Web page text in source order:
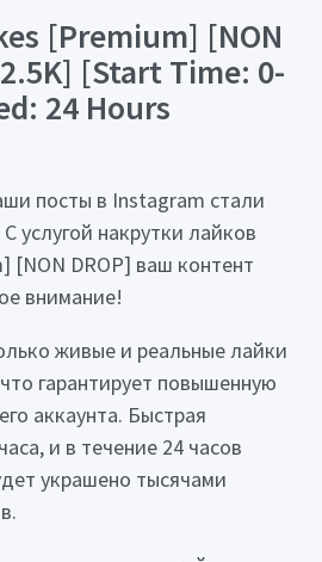
[Premium] [NON
[Start Time: 0-
24 Hours
посты в Instagram стали
услугой накрутки лайков
[NON DROP] ваш контент
внимание!
живые и реальные лайки
гарантирует повышенную
аккаунта. Быстрая
и в течение 24 часов
украшено тысячами